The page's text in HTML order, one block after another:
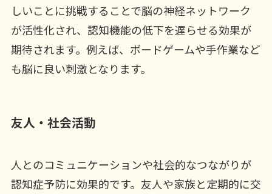
しいことに挑戦することで脳の神経ネットワーク
が活性化され、認知機能の低下を遅らせる効果が
期待されます。例えば、ボードゲームや手作業など
も脳に良い刺激となります。
友人・社会活動
人とのコミュニケーションや社会的なつながりが
認知症予防に効果的です。友人や家族と定期的に交